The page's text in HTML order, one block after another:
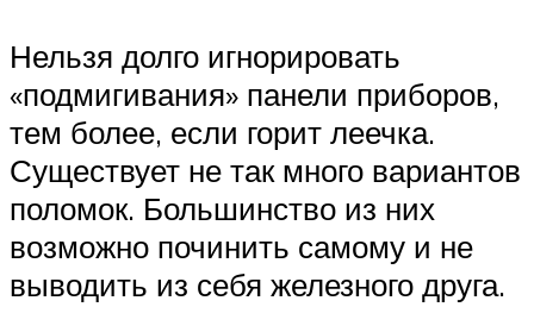
Нельзя долго игнорировать
«подмигивания» панели приборов,
тем более, если горит леечка.
Существует не так много вариантов
поломок. Большинство из них
возможно починить самому и не
выводить из себя железного друга.